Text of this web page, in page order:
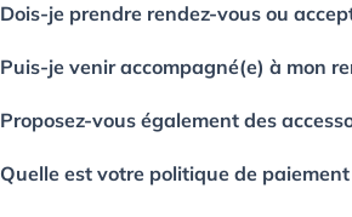
Quelle est votre politique de paiement